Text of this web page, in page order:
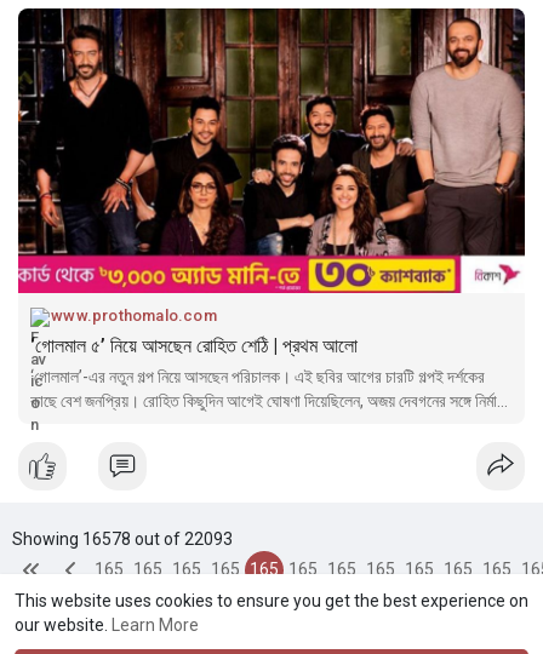
This website uses cookies to ensure you get the best experience on
our website.
Learn More
www.prothomalo.com
‘গোলমাল ৫’ নিয়ে আসছেন রোহিত শেঠি | প্রথম আলো
‘গোলমাল’-এর নতুন গল্প নিয়ে আসছেন পরিচালক। এই ছবির আগের চারটি গল্পই দর্শকের
কাছে বেশ জনপ্রিয়। রোহিত কিছুদিন আগেই ঘোষণা দিয়েছিলেন, অজয় দেবগনের সঙ্গে নির্মাণ
করবেন ‘সিংহাম ৩’।
Showing 16578 out of 22093
165
74
165
75
165
76
165
77
165
78
165
79
165
80
165
81
165
82
165
83
165
84